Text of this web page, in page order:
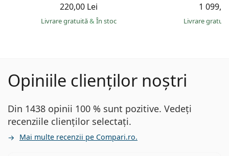
220,00 Lei
Livrare gratuită& În stoc
1
Livrare
Opiniile clienților noștri
Din 1438 opinii 100 % sunt pozitive. Vedeți
recenziile clienților selectați.
Mai multe recenzii pe Compari.ro.